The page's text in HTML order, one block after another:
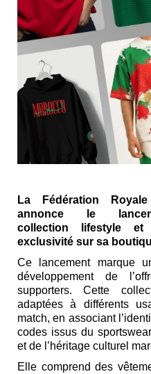
La Fédération
annonce le
collection
lifestyle
exclusivité sur sa
Ce lancement marque
développement de
supporters. Cette
adaptées à différents
match, en associant
codes issus du
et de l’héritage culturel
Elle comprend des